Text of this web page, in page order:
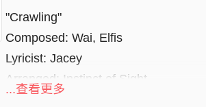
"Crawling"
Composed: Wai, Elfis
Lyricist: Jacey
Arranged: Instinct of Sight
Produced: Kin
...查看更多